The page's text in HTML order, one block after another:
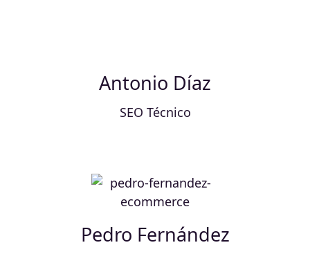
Antonio Díaz
SEO Técnico
Pedro Fernández